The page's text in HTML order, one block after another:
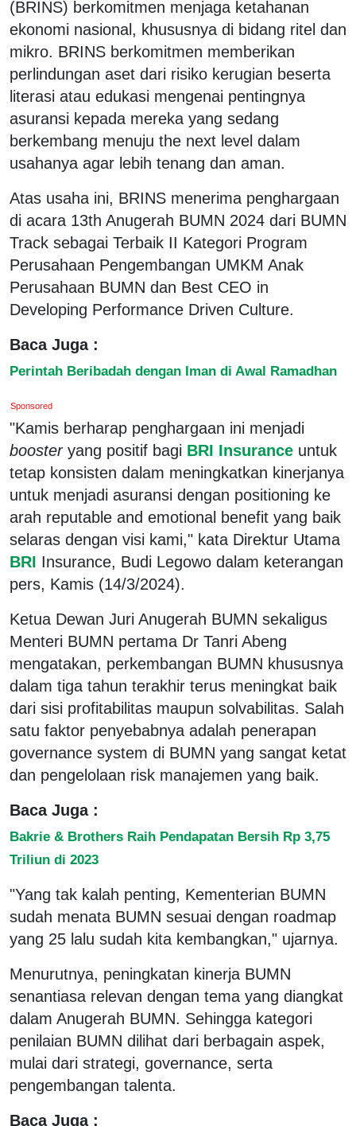
(BRINS) berkomitmen menjaga ketahanan
ekonomi nasional, khususnya di bidang ritel dan
mikro. BRINS berkomitmen memberikan
perlindungan aset dari risiko kerugian beserta
literasi atau edukasi mengenai pentingnya
asuransi kepada mereka yang sedang
berkembang menuju the next level dalam
usahanya agar lebih tenang dan aman.
Atas usaha ini, BRINS menerima penghargaan
di acara 13th Anugerah BUMN 2024 dari BUMN
Track sebagai Terbaik II Kategori Program
Perusahaan Pengembangan UMKM Anak
Perusahaan BUMN dan Best CEO in
Developing Performance Driven Culture.
Baca Juga :
Perintah Beribadah dengan Iman di Awal Ramadhan
Sponsored
"Kamis berharap penghargaan ini menjadi
boosteryang positif bagi BRI Insurance untuk
tetap konsisten dalam meningkatkan kinerjanya
untuk menjadi asuransi dengan positioning ke
arah reputable and emotional benefit yang baik
selaras dengan visi kami," kata Direktur Utama
BRI Insurance, Budi Legowo dalam keterangan
pers, Kamis (14/3/2024).
Ketua Dewan Juri Anugerah BUMN sekaligus
Menteri BUMN pertama Dr Tanri Abeng
mengatakan, perkembangan BUMN khususnya
dalam tiga tahun terakhir terus meningkat baik
dari sisi profitabilitas maupun solvabilitas. Salah
satu faktor penyebabnya adalah penerapan
governance system di BUMN yang sangat ketat
dan pengelolaan risk manajemen yang baik.
Baca Juga :
Bakrie & Brothers Raih Pendapatan Bersih Rp 3,75
Triliun di 2023
"Yang tak kalah penting, Kementerian BUMN
sudah menata BUMN sesuai dengan roadmap
yang 25 lalu sudah kita kembangkan," ujarnya.
Menurutnya, peningkatan kinerja BUMN
senantiasa relevan dengan tema yang diangkat
dalam Anugerah BUMN. Sehingga kategori
penilaian BUMN dilihat dari berbagain aspek,
mulai dari strategi, governance, serta
pengembangan talenta.
Baca Juga :